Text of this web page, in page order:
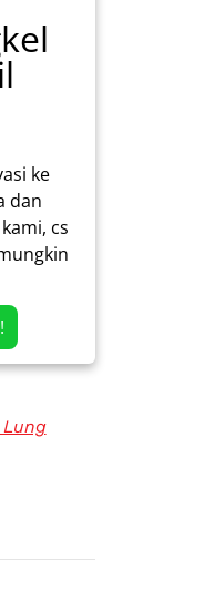
ke
dan
cs